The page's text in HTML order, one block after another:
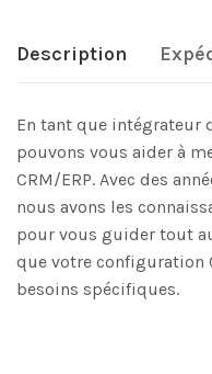
Description
En tant que intégrateur
pouvons vous aider à
CRM/ERP. Avec des
nous avons les
pour vous guider tout
que votre configuration
besoins spécifiques.